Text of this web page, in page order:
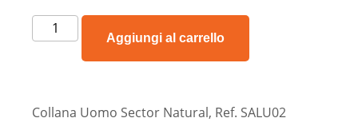
Aggiungi al carrello
Collana Uomo Sector Natural, Ref. SALU02